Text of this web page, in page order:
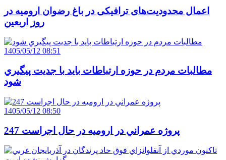
اعمال محدودیت‌های ترافیکی در باغ رضوان ارومیه در
روز اربعین
1405/05/12 08:51
مطالبات مردم در حوزه ارتباطات بايد با جديت پيگيري
شود
1405/05/12 08:50
247 پروژه عمراني در اروميه در حال اجراست